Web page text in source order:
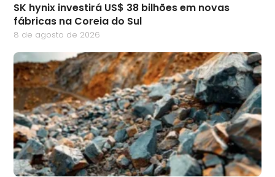
SK hynix investirá US$ 38 bilhões em novas
fábricas na Coreia do Sul
8 de agosto de 2026